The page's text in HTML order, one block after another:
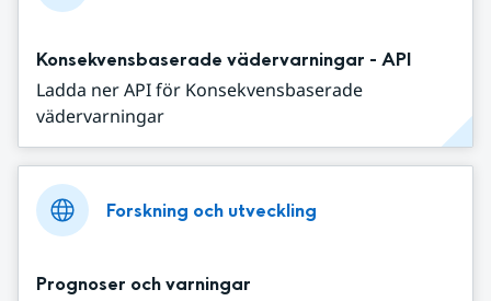
Konsekvensbaserade vädervarningar - API
Ladda ner API för Konsekvensbaserade
vädervarningar
Forskning och utveckling
Prognoser och varningar